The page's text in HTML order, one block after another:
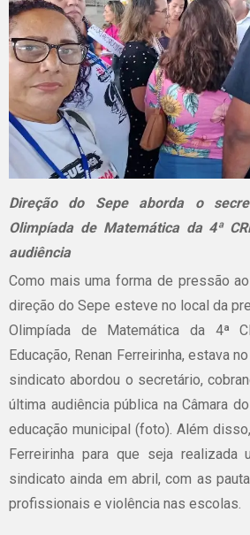
Direção do Sepe aborda o
Olimpíada de Matemática da 4ª
audiência
Como mais uma forma de pressão
direção do Sepe esteve no local da
Olimpíada de Matemática da 4ª
Educação, Renan Ferreirinha, estava
sindicato abordou o secretário,
última audiência pública na Câmara
educação municipal (foto). Além
Ferreirinha para que seja realizada
sindicato ainda em abril, com as
profissionais e violência nas escolas.